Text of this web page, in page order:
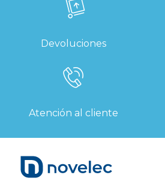
Devoluciones
Atención al cliente